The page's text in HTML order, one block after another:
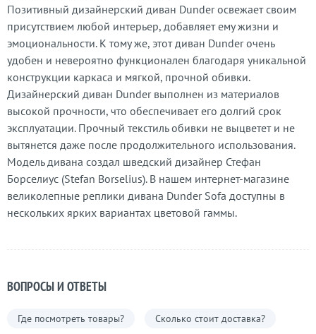
Позитивный дизайнерский диван Dunder освежает своим
присутствием любой интерьер, добавляет ему жизни и
эмоциональности. К тому же, этот диван Dunder очень
удобен и невероятно функционален благодаря уникальной
конструкции каркаса и мягкой, прочной обивки.
Дизайнерский диван Dunder выполнен из материалов
высокой прочности, что обеспечивает его долгий срок
эксплуатации. Прочный текстиль обивки не выцветет и не
вытянется даже после продолжительного использования.
Модель дивана создал шведский дизайнер Стефан
Борселиус (Stefan Borselius). В нашем интернет-магазине
великолепные реплики дивана Dunder Sofa доступны в
нескольких ярких вариантах цветовой гаммы.
ВОПРОСЫ И ОТВЕТЫ
Где посмотреть товары? Сколько стоит доставка?